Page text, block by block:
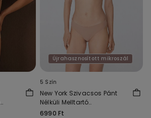
Újrahasznosított mikroszál
5 Szín
New York Szivacsos Pánt
Nélküli Melltartó
Újrahasznosított
6990 Ft